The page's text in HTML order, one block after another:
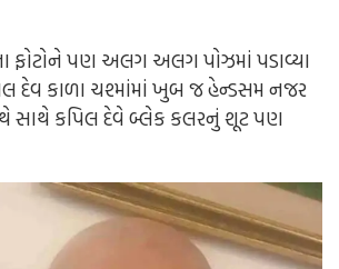
ફોટોને પણ અલગ અલગ પોઝમાં પડાવ્યા
દેવ કાળા ચશ્માંમાં ખુબ જ હેન્ડસમ નજર
સાથે કપિલ દેવે બ્લેક કલરનું શૂટ પણ